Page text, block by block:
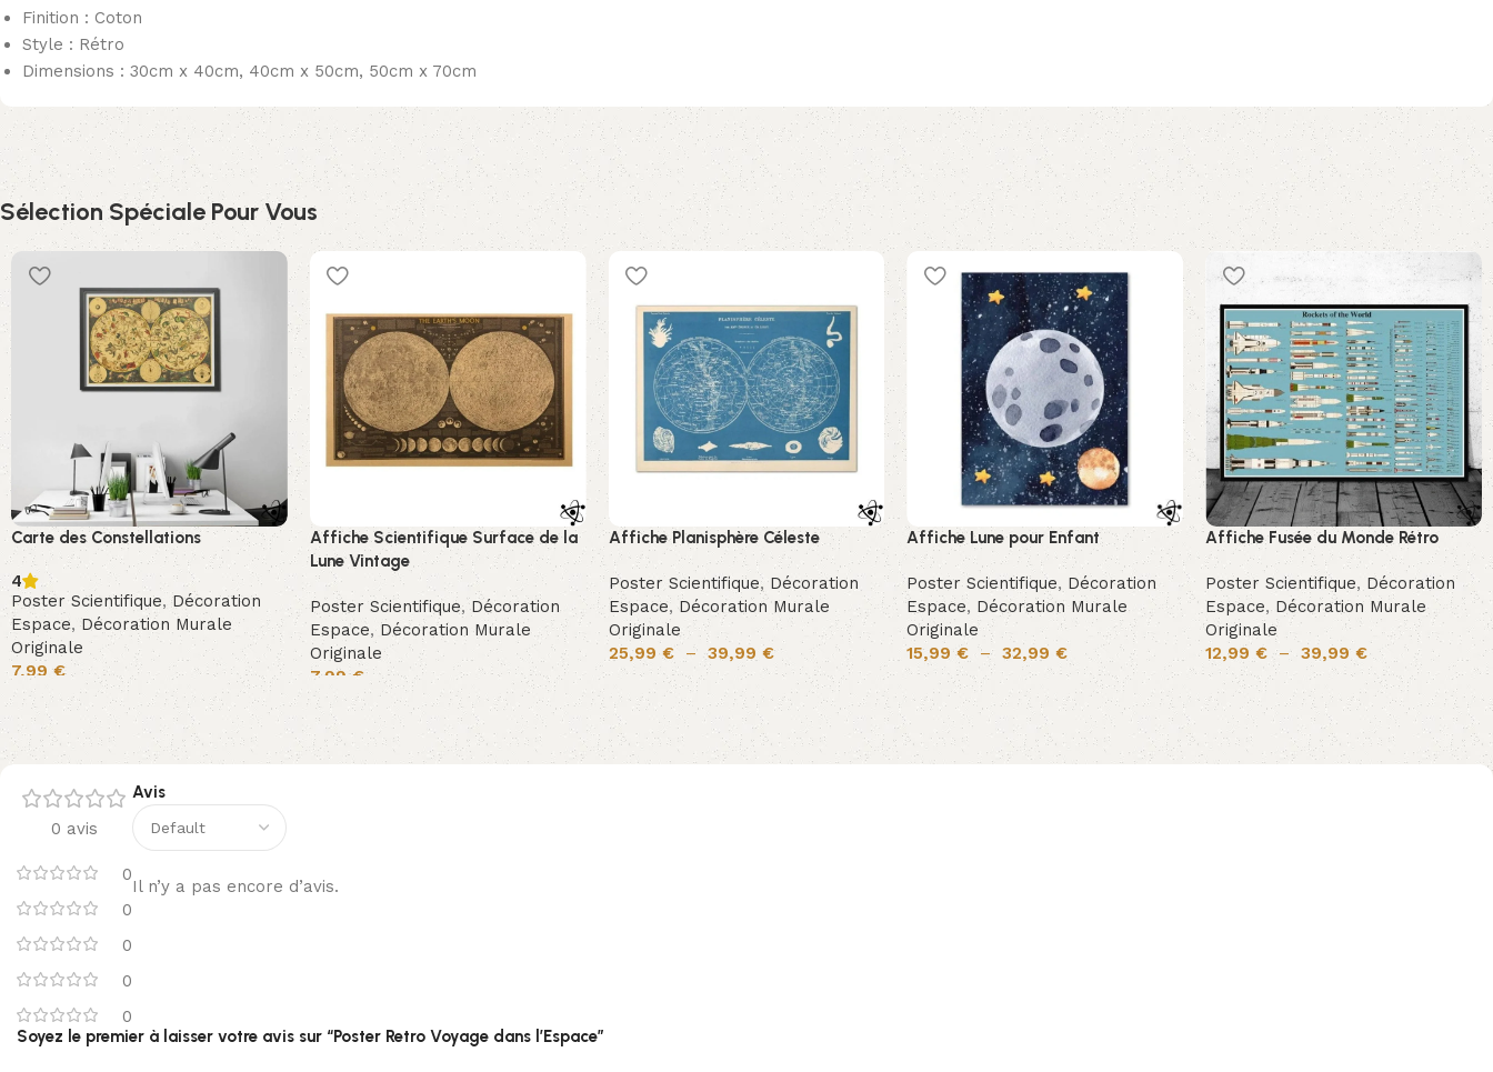
Finition : Coton
Style : Rétro
Dimensions : 30cm x 40cm, 40cm x 50cm, 50cm x 70cm
Sélection Spéciale Pour Vous
Carte des Constellations
4
Poster Scientifique,Décoration
Espace,Décoration Murale
Originale
7,99€
Affiche Scientifique Surface de la
Lune Vintage
Poster Scientifique,Décoration
Espace, Décoration Murale
Originale
7,99€
Affiche Planisphère Céleste
Poster Scientifique,Décoration
Espace,Décoration Murale
Originale
25,99€ – 39,99 €
Affiche Lune pour Enfant
Poster Scientifique, Décoration
Espace, Décoration Murale
Originale
15,99€ – 32,99€
Affiche Fusée du Monde Rétro
Poster Scientifique, Décoration
Espace, Décoration Murale
Originale
12,99€ – 39,99€
0 avis
0
0
0
0
0
Avis
Il n’y a pas encore d’avis.
Soyez le premier à laisser votre avis sur “Poster Retro Voyage dans l’Espace”